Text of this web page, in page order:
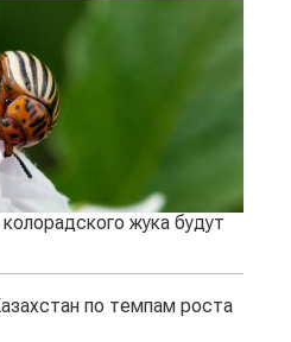
жука будут
по темпам роста